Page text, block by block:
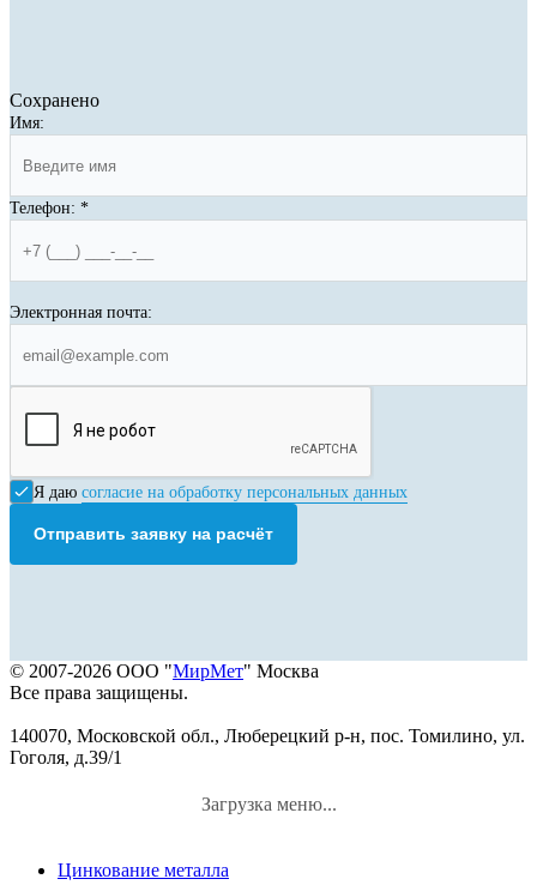
Сохранено
Имя:
Телефон: *
Электронная почта:
Я даю согласие на обработку персональных данных
Отправить заявку на расчёт
© 2007-2026 ООО "МирМет" Москва
Все права защищены.
140070, Московской обл., Люберецкий р-н, пос. Томилино, ул.
Гоголя, д.39/1
Загрузка меню...
Цинкование металла